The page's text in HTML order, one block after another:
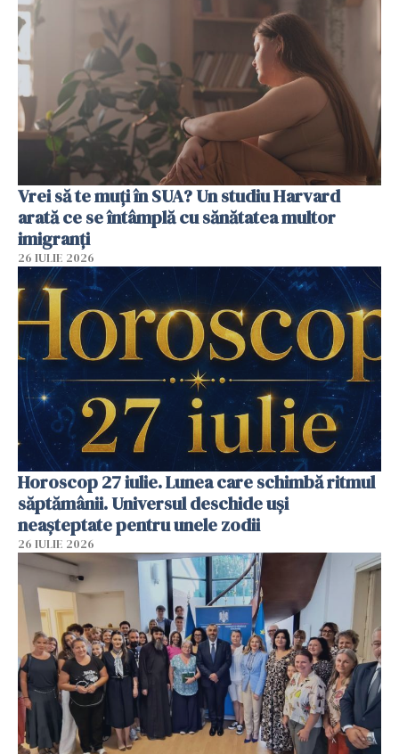
Vrei să te muți în SUA? Un studiu Harvard
arată ce se întâmplă cu sănătatea multor
imigranți
26 IULIE 2026
Horoscop 27 iulie. Lunea care schimbă ritmul
săptămânii. Universul deschide uși
neașteptate pentru unele zodii
26 IULIE 2026